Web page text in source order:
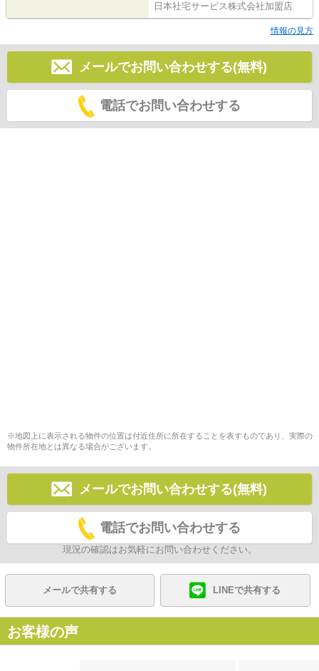
日本社宅サービス株式会社加盟店
情報の見方
メールでお問い合わせする(無料)
電話でお問い合わせする
※地図上に表示される物件の位置は付近住所に所在することを表すものであり、実際の
物件所在地とは異なる場合がございます。
メールでお問い合わせする(無料)
電話でお問い合わせする
現況の確認はお気軽にお問い合わせください。
メールで共有する LINEで共有する
お客様の声